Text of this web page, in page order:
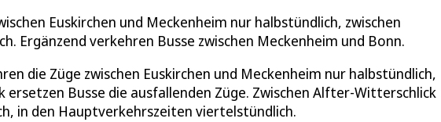
Euskirchen und Meckenheim nur halbstündlich, zwischen
Ergänzend verkehren Busse zwischen Meckenheim und Bonn.
die Züge zwischen Euskirchen und Meckenheim nur halbstündlich,
Busse die ausfallenden Züge. Zwischen Alfter-Witterschlick
in den Hauptverkehrszeiten viertelstündlich.